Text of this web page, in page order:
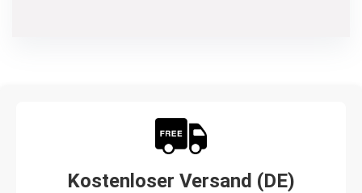
Kostenloser Versand (DE)